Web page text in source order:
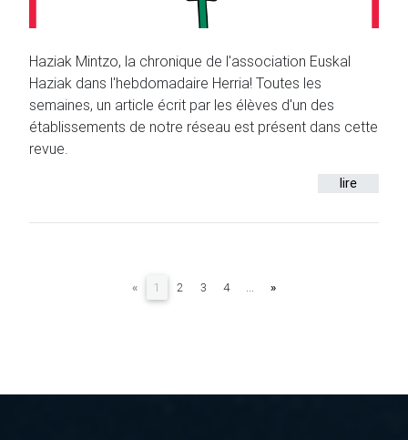
Haziak Mintzo, la chronique de l'association Euskal
Haziak dans l'hebdomadaire Herria! Toutes les
semaines, un article écrit par les élèves d'un des
établissements de notre réseau est présent dans cette
revue.
lire
« 1 (current)
2 3 4 ... »